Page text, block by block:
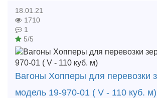
18.01.21
1710
1
5/5
Вагоны Хопперы для перевозки
модель 19-970-01 ( V - 110 куб. м)